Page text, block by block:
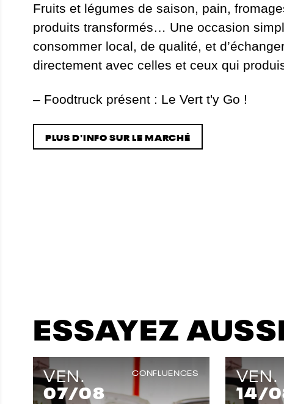
Fruits et légumes de saison, pain,
produits transformés… Une occasion
consommer local, de qualité, et
directement avec celles et ceux qui
– Foodtruck présent : Le Vert t'y Go !
PLUS D'INFO SUR LE MARCHÉ
ESSAYEZ
VEN.
07/08
CONFLUENCES VEN.
14/